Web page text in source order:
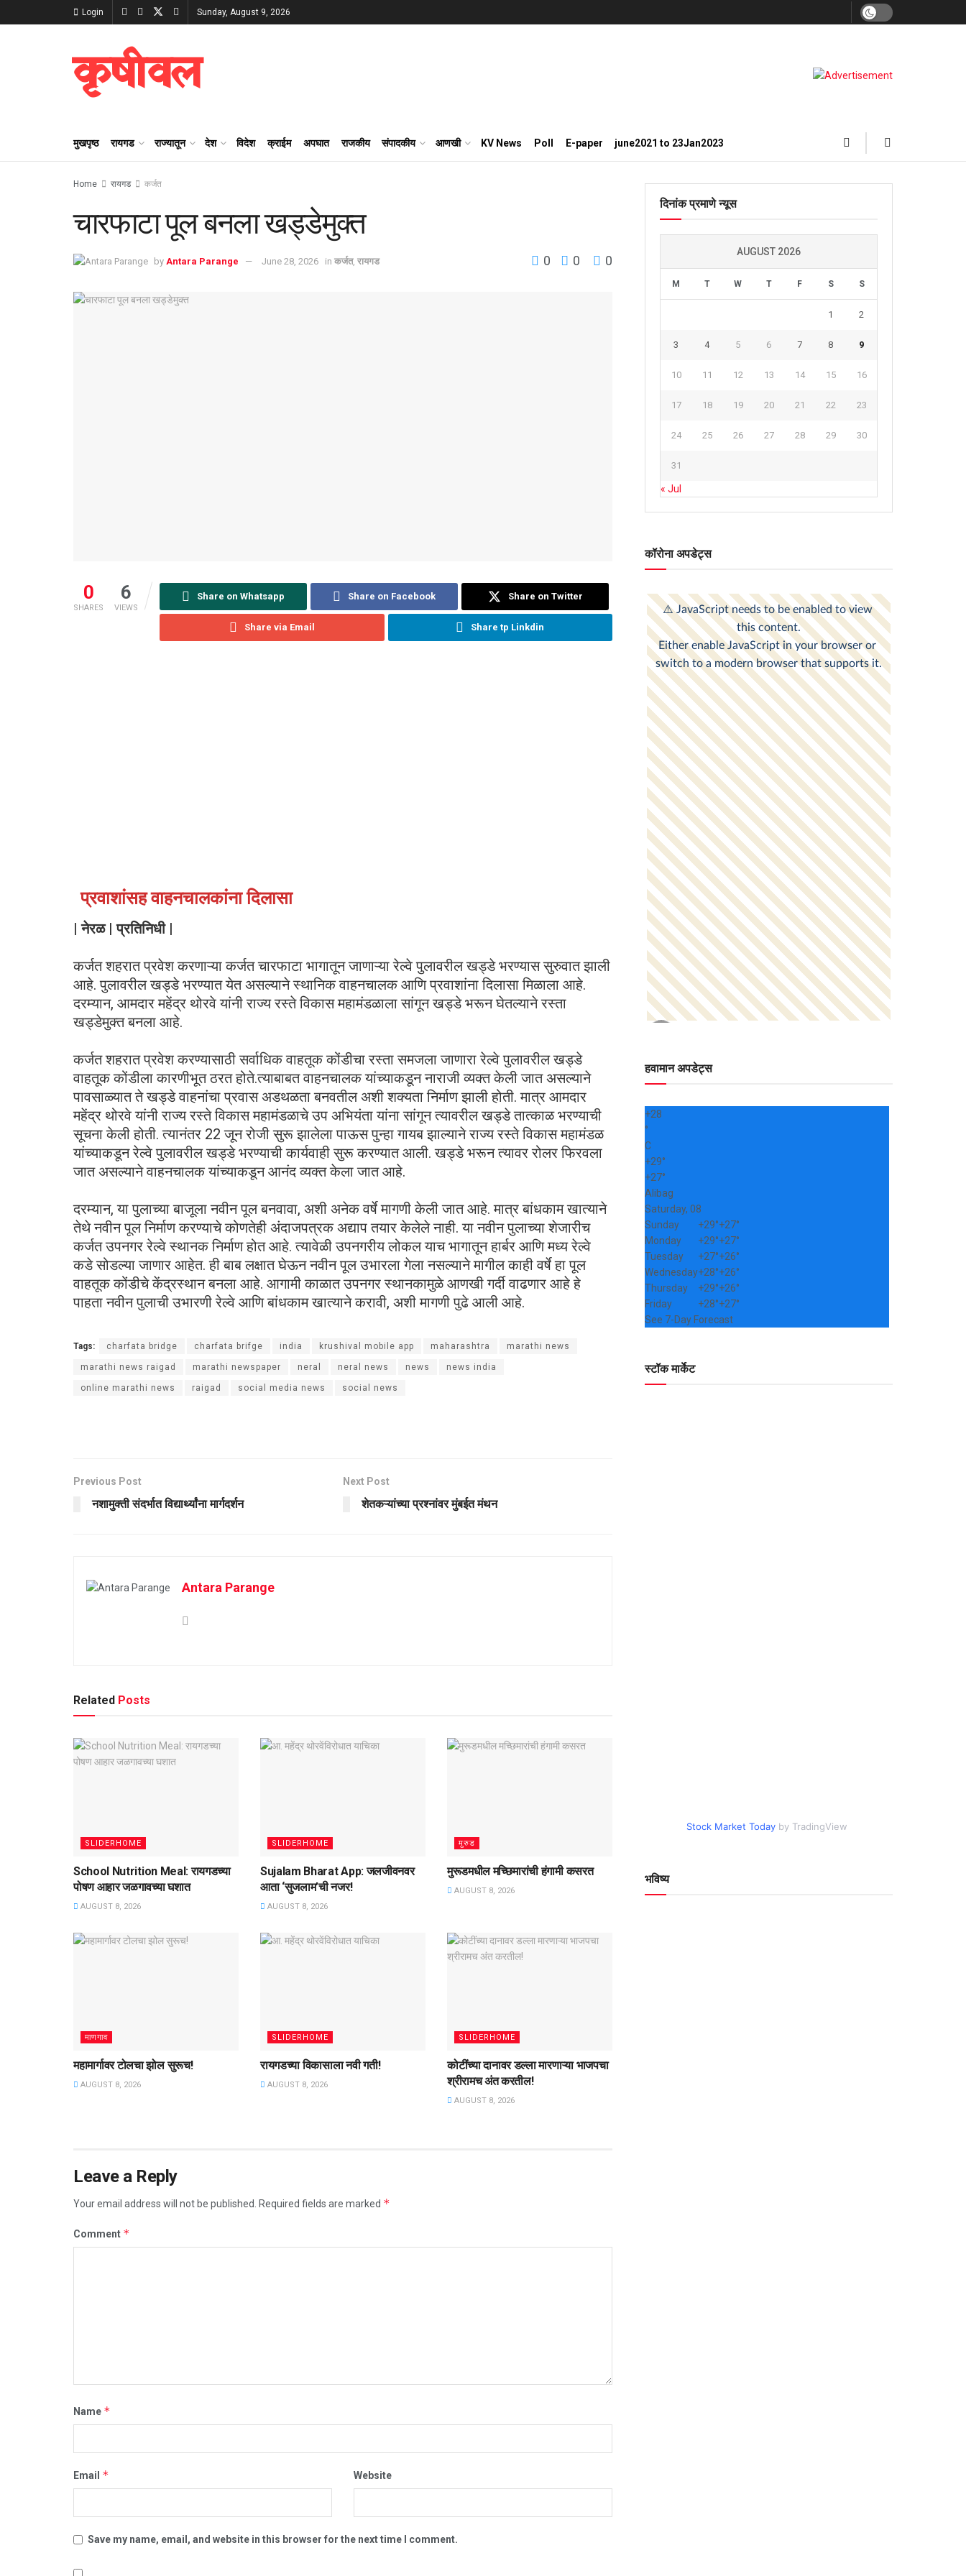
Login Sunday, August 9, 2026
कृषीवल
मुखपृष्ठ रायगड राज्यातून देश विदेश क्राईम अपघात राजकीय संपादकीय आणखी KV News Poll E-paper june2021 to 23Jan2023
Home रायगड कर्जत
चारफाटा पूल बनला खड्डेमुक्त
by Antara Parange June 28, 2026 in कर्जत, रायगड 0 0 0
0
SHARES
6
VIEWS
Share on Whatsapp Share on Facebook Share on Twitter
Share via Email Share tp Linkdin
प्रवाशांसह वाहनचालकांना दिलासा
| नेरळ | प्रतिनिधी |
कर्जत शहरात प्रवेश करणाऱ्या कर्जत चारफाटा भागातून जाणाऱ्या रेल्वे पुलावरील खड्डे भरण्यास सुरुवात झाली
आहे. पुलावरील खड्डे भरण्यात येत असल्याने स्थानिक वाहनचालक आणि प्रवाशांना दिलासा मिळाला आहे.
दरम्यान, आमदार महेंद्र थोरवे यांनी राज्य रस्ते विकास महामंडळाला सांगून खड्डे भरून घेतल्याने रस्ता
खड्डेमुक्त बनला आहे.
कर्जत शहरात प्रवेश करण्यासाठी सर्वाधिक वाहतूक कोंडीचा रस्ता समजला जाणारा रेल्वे पुलावरील खड्डे
वाहतूक कोंडीला कारणीभूत ठरत होते.त्याबाबत वाहनचालक यांच्याकडून नाराजी व्यक्त केली जात असल्याने
पावसाळ्यात ते खड्डे वाहनांचा प्रवास अडथळता बनवतील अशी शक्यता निर्माण झाली होती. मात्र आमदार
महेंद्र थोरवे यांनी राज्य रस्ते विकास महामंडळाचे उप अभियंता यांना सांगून त्यावरील खड्डे तात्काळ भरण्याची
सूचना केली होती. त्यानंतर 22 जून रोजी सुरू झालेला पाऊस पुन्हा गायब झाल्याने राज्य रस्ते विकास महामंडळ
यांच्याकडून रेल्वे पुलावरील खड्डे भरण्याची कार्यवाही सुरू करण्यात आली. खड्डे भरून त्यावर रोलर फिरवला
जात असल्याने वाहनचालक यांच्याकडून आनंद व्यक्त केला जात आहे.
दरम्यान, या पुलाच्या बाजूला नवीन पूल बनवावा, अशी अनेक वर्षे मागणी केली जात आहे. मात्र बांधकाम खात्याने
तेथे नवीन पूल निर्माण करण्याचे कोणतेही अंदाजपत्रक अद्याप तयार केलेले नाही. या नवीन पुलाच्या शेजारीच
कर्जत उपनगर रेल्वे स्थानक निर्माण होत आहे. त्यावेळी उपनगरीय लोकल याच भागातून हार्बर आणि मध्य रेल्वे
कडे सोडल्या जाणार आहेत. ही बाब लक्षात घेऊन नवीन पूल उभारला गेला नसल्याने मागील काही वर्षे हा पूल
वाहतूक कोंडीचे केंद्रस्थान बनला आहे. आगामी काळात उपनगर स्थानकामुळे आणखी गर्दी वाढणार आहे हे
पाहता नवीन पुलाची उभारणी रेल्वे आणि बांधकाम खात्याने करावी, अशी मागणी पुढे आली आहे.
Tags: charfata bridge charfata brifge india krushival mobile app maharashtra marathi news
marathi news raigad marathi newspaper neral neral news news news india
online marathi news raigad social media news social news
Previous Post
नशामुक्ती संदर्भात विद्यार्थ्यांना मार्गदर्शन
Next Post
शेतकऱ्यांच्या प्रश्नांवर मुंबईत मंथन
Antara Parange
Related Posts
SLIDERHOME
School Nutrition Meal: रायगडच्या
पोषण आहार जळगावच्या घशात
AUGUST 8, 2026
SLIDERHOME
Sujalam Bharat App: जलजीवनवर
आता ‌‘सुजलाम‌’ची नजर!
AUGUST 8, 2026
मुरुड
मुरूडमधील मच्छिमारांची हंगामी कसरत
AUGUST 8, 2026
माणगाव
महामार्गावर टोलचा झोल सुरूच!
AUGUST 8, 2026
SLIDERHOME
रायगडच्या विकासाला नवी गती!
AUGUST 8, 2026
SLIDERHOME
कोटींच्या दानावर डल्ला मारणाऱ्या भाजपचा
श्रीरामच अंत करतील!
AUGUST 8, 2026
Leave a Reply
Your email address will not be published. Required fields are marked *
Comment *
Name *
Email * Website
Save my name, email, and website in this browser for the next time I comment.
दिनांक प्रमाणे न्यूस
AUGUST 2026
M T W T F S S
1 2
3 4 5 6 7 8 9
10 11 12 13 14 15 16
17 18 19 20 21 22 23
24 25 26 27 28 29 30
31
« Jul
कॉरोना अपडेट्स
हवामान अपडेट्स
+28
°
C
+29°
+27°
Alibag
Saturday, 08
Sunday
+29°+27°
Monday
+29°+27°
Tuesday
+27°+26°
Wednesday+28°+26°
Thursday
+29°+26°
Friday
+28°+27°
See 7-Day Forecast
स्टॉक मार्केट
Stock Market Today by TradingView
भविष्य